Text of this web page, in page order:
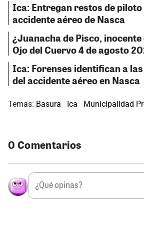
Ica: Entregan restos de
accidente aéreo de Nasca
¿Juanacha de Pisco, inocente
Ojo del Cuervo 4 de agosto
Ica: Forenses identifican a
del accidente aéreo en Nasca
Temas: Basura Ica Municipalidad
0 Comentarios